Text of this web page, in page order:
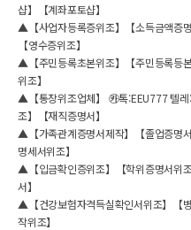
헤더설정
샵】【계좌포토샵】
▲【사업자등록증위조】【소득금액증
【영수증위조】
▲【주민등록초본위조】【주민등록등
위조】
▲【통장위조업체】 ㉸톡:EEU777 텔
조】【재직증명서】
▲【가족관계증명서제작】【졸업증명
명세서위조】
▲【입금확인증위조】【학위증명서위
서】
▲【건강보험자격득실확인서위조】【
작위조】